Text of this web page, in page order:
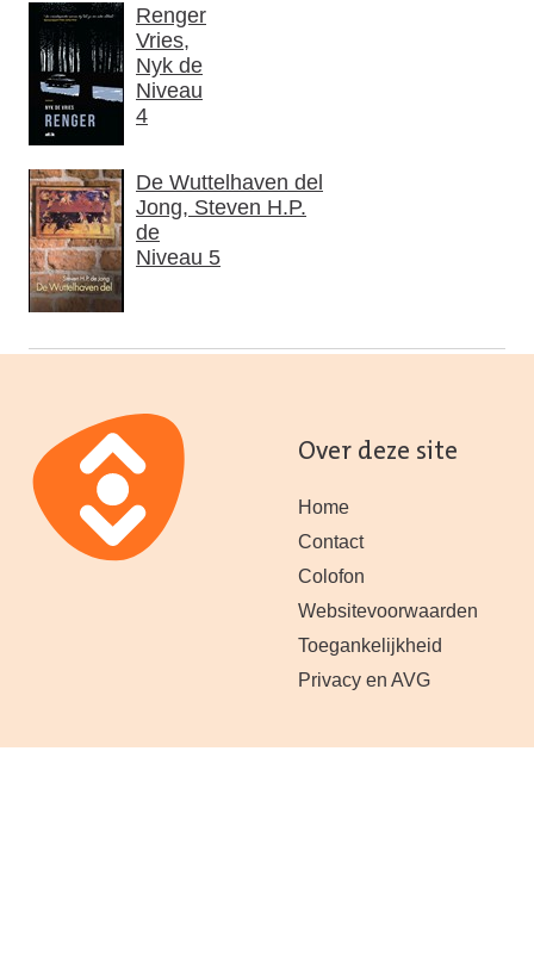
Renger
Vries,
Nyk de
Niveau
4
De Wuttelhaven del
Jong, Steven H.P.
de
Niveau 5
Over deze site
Home
Contact
Colofon
Websitevoorwaarden
Toegankelijkheid
Privacy en AVG